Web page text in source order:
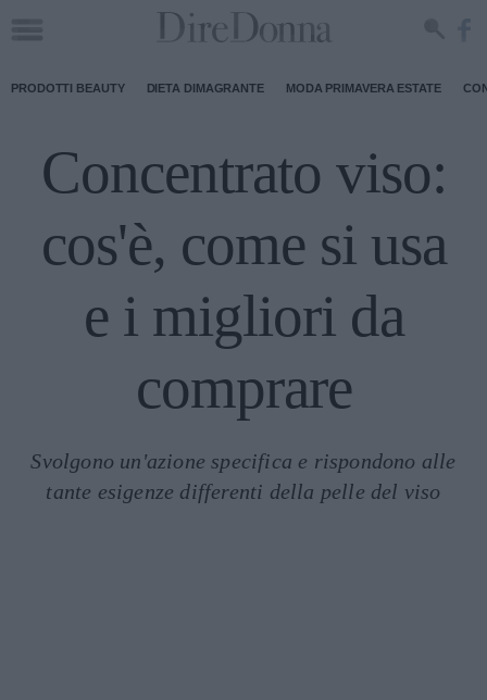
PRODOTTI BEAUTY DIETA DIMAGRANTE MODA PRIMAVERA ESTATE
Concentrato viso:
cos'è, come si usa
e i migliori da
comprare
Svolgono un'azione specifica e rispondono alle
tante esigenze differenti della pelle del viso